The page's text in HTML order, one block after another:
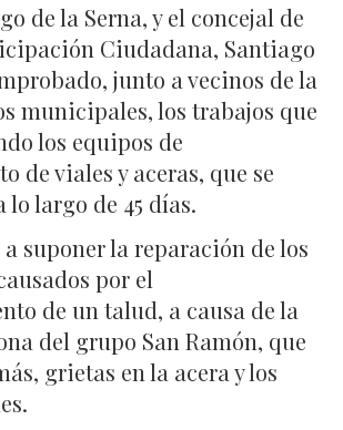
de la Serna, y el concejal de
Ciudadana, Santiago
junto a vecinos de la
municipales, los trabajos que
los equipos de
de viales y aceras, que se
largo de 45 días.
suponer la reparación de los
por el
de un talud, a causa de la
del grupo San Ramón, que
grietas en la acera y los